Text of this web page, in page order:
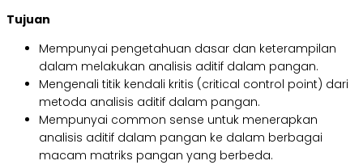
Tujuan
Mempunyai pengetahuan dasar dan keterampilan
dalam melakukan analisis aditif dalam pangan.
Mengenali titik kendali kritis (critical control point) dari
metoda analisis aditif dalam pangan.
Mempunyai common sense untuk menerapkan
analisis aditif dalam pangan ke dalam berbagai
macam matriks pangan yang berbeda.